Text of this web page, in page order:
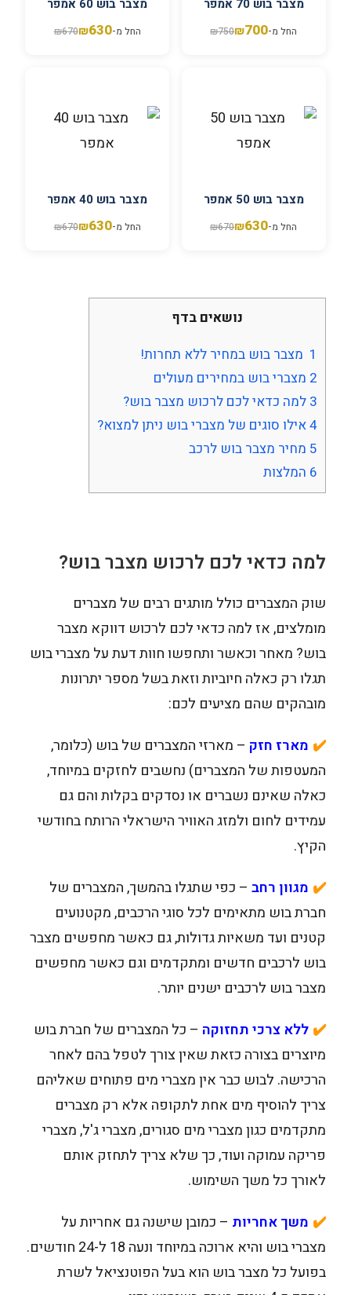
מצבר בוש 70 אמפר
החל מ- ₪700
₪750
מצבר בוש 60 אמפר
החל מ- ₪630
₪670
מצבר בוש 50 אמפר
החל מ- ₪630
₪670
מצבר בוש 40 אמפר
החל מ- ₪630
₪670
נושאים בדף
1 מצבר בוש במחיר ללא תחרות!
2 מצברי בוש במחירים מעולים
3 למה כדאי לכם לרכוש מצבר בוש?
4אילו סוגים של מצברי בוש ניתן למצוא?
5 מחיר מצבר בוש לרכב
6 המלצות
למה כדאי לכם לרכוש מצבר בוש?
שוק המצברים כולל מותגים רבים של מצברים
מומלצים, אז למה כדאי לכם לרכוש דווקא מצבר
בוש? מאחר וכאשר ותחפשו חוות דעת על מצברי בוש
תגלו רק כאלה חיוביות וזאת בשל מספר יתרונות
מובהקים שהם מציעים לכם:
✔️ מארז חזק – מארזי המצברים של בוש (כלומר,
המעטפות של המצברים) נחשבים לחזקים במיוחד,
כאלה שאינם נשברים או נסדקים בקלות והם גם
עמידים לחום ולמזג האוויר הישראלי הרותח בחודשי
הקיץ.
✔️ מגוון רחב – כפי שתגלו בהמשך, המצברים של
חברת בוש מתאימים לכל סוגי הרכבים, מקטנועים
קטנים ועד משאיות גדולות, גם כאשר מחפשים מצבר
בוש לרכבים חדשים ומתקדמים וגם כאשר מחפשים
מצבר בוש לרכבים ישנים יותר.
✔️ללא צרכי תחזוקה – כל המצברים של חברת בוש
מיוצרים בצורה כזאת שאין צורך לטפל בהם לאחר
הרכישה. לבוש כבר אין מצברי מים פתוחים שאליהם
צריך להוסיף מים אחת לתקופה אלא רק מצברים
מתקדמים כגון מצברי מים סגורים, מצברי ג'ל, מצברי
פריקה עמוקה ועוד, כך שלא צריך לתחזק אותם
לאורך כל משך השימוש.
✔️ משך אחריות – כמובן שישנה גם אחריות על
מצברי בוש והיא ארוכה במיוחד ונעה 18 ל-24 חודשים.
בפועל כל מצבר בוש הוא בעל הפוטנציאל לשרת